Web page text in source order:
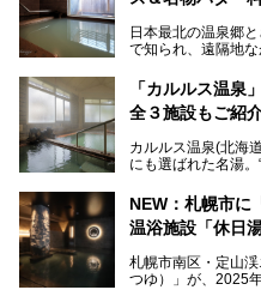
地体験し、独自の
ート。温泉地概要
日本最北の温泉郷
で知られ、遠隔地
「川島旅館」は、
館。とりわけ温泉
の温泉や料理をは
全貌を徹底的にご
「カルルス温泉
全３施設もご紹
カルルス温泉(北海
にも選ばれた名湯。
豊かな登別温泉と
残る閑静な温泉地
地体験し、カルル
をはじめ、日帰り
NEW：札幌市に
温浴施設「休日
札幌市南区・定山
つゆ）」が、2025